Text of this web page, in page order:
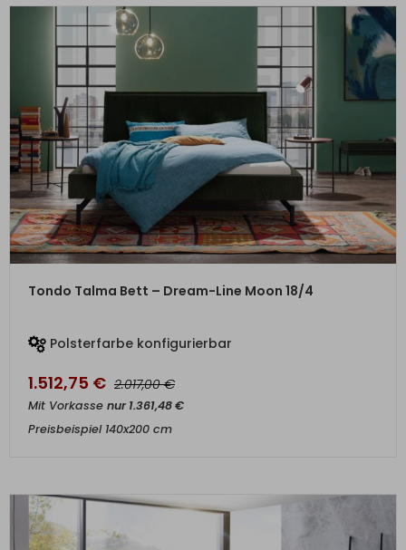
ZUM PRODUKT
Tondo Talma Bett – Dream-Line Moon 18/4
Polsterfarbe konfigurierbar
1.512,75 € 2.017,00€
Mit Vorkasse nur1.361,48€
Preisbeispiel 140x200 cm